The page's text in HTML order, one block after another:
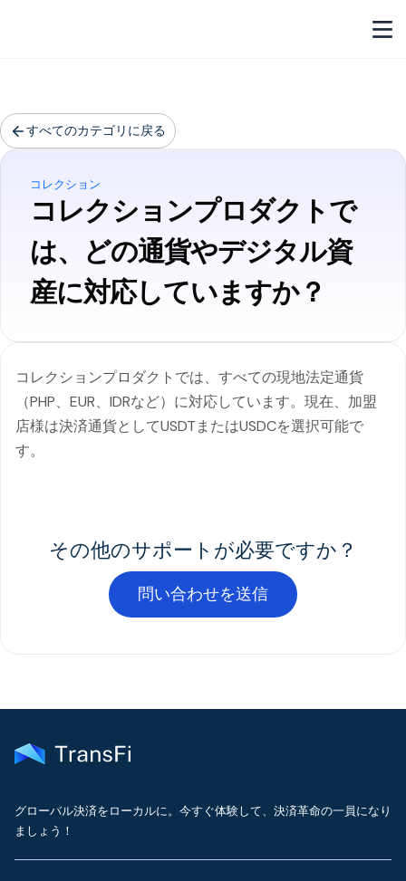
すべてのカテゴリに戻る
コレクション
コレクションプロダクトで
は、どの通貨やデジタル資
産に対応していますか？
コレクションプロダクトでは、すべての現地法定通貨
（PHP、EUR、IDRなど）に対応しています。現在、加盟
店様は決済通貨としてUSDTまたはUSDCを選択可能で
す。
その他のサポートが必要ですか？
問い合わせを送信
グローバル決済をローカルに。今すぐ体験して、決済革命の一員になり
ましょう！